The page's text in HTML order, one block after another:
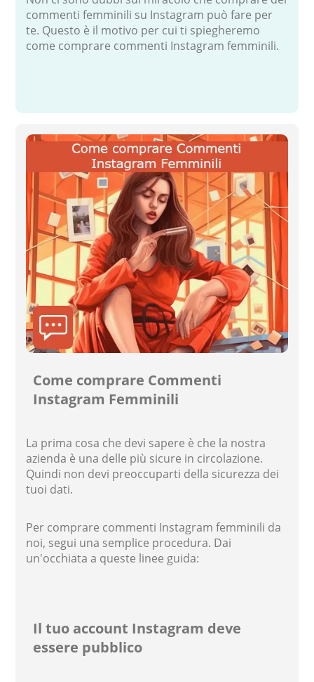
commenti femminili su Instagram può fare per
te. Questo è il motivo per cui ti spiegheremo
come comprare commenti Instagram femminili.
Come comprare Commenti
Instagram Femminili
La prima cosa che devi sapere è che la nostra
azienda è una delle più sicure in circolazione.
Quindi non devi preoccuparti della sicurezza dei
tuoi dati.
Per comprare commenti Instagram femminili da
noi, segui una semplice procedura. Dai
un'occhiata a queste linee guida:
Il tuo account Instagram deve
essere pubblico